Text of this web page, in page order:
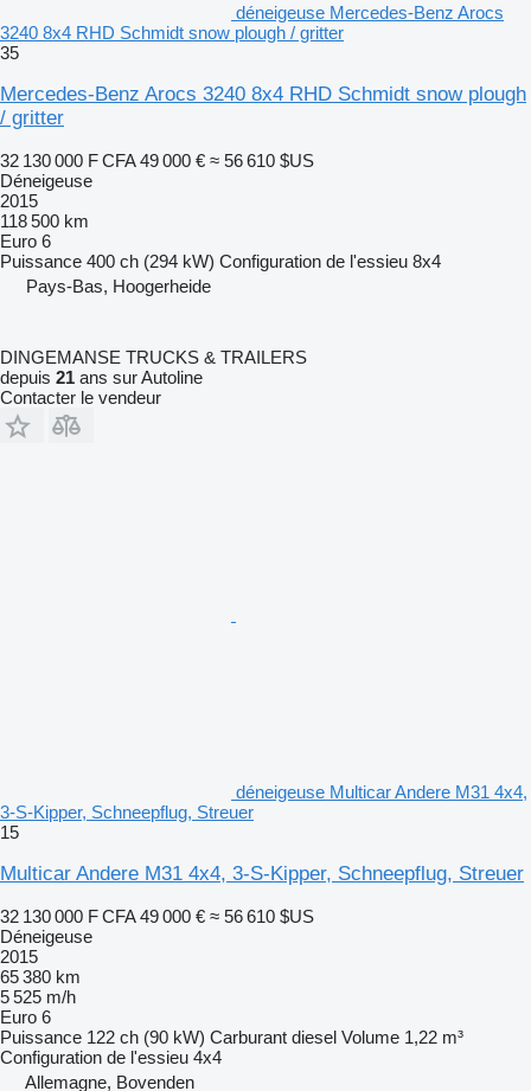
déneigeuse Mercedes-Benz Arocs
3240 8x4 RHD Schmidt snow plough / gritter
35
Mercedes-Benz Arocs 3240 8x4 RHD Schmidt snow plough
/ gritter
32 130 000 F CFA 49 000 € ≈ 56 610 $US
Déneigeuse
2015
118 500 km
Euro 6
Puissance 400 ch (294 kW) Configuration de l'essieu 8x4
Pays-Bas, Hoogerheide
DINGEMANSE TRUCKS & TRAILERS
depuis 21 ans sur Autoline
Contacter le vendeur
déneigeuse Multicar Andere M31 4x4,
3-S-Kipper, Schneepflug, Streuer
15
Multicar Andere M31 4x4, 3-S-Kipper, Schneepflug, Streuer
32 130 000 F CFA 49 000 € ≈ 56 610 $US
Déneigeuse
2015
65 380 km
5 525 m/h
Euro 6
Puissance 122 ch (90 kW) Carburant diesel Volume 1,22 m³
Configuration de l'essieu 4x4
Allemagne, Bovenden